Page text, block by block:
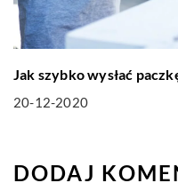
Jak szybko wysłać
20-12-2020
DODAJ